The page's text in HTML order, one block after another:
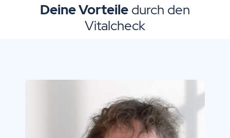
Deine Vorteile durch den
Vitalcheck